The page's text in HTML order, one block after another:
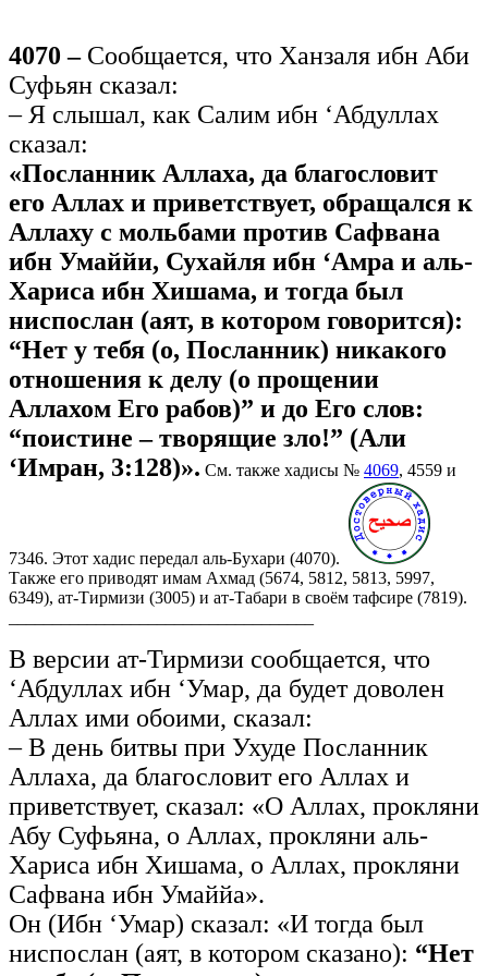
4070 –Сообщается, что Ханзаля ибн Аби
Суфьян сказал:
– Я слышал, как Салим ибн ‘Абдуллах
сказал:
«Посланник Аллаха, да благословит
его Аллах и приветствует, обращался к
Аллаху с мольбами против Сафвана
ибн Умаййи, Сухайля ибн ‘Амра и аль-
Хариса ибн Хишама, и тогда был
ниспослан (аят, в котором говорится):
“Нет у тебя (о, Посланник) никакого
отношения к делу (о прощении
Аллахом Его рабов)” и до Его слов:
“поистине – творящие зло!” (Али
‘Имран, 3:128)». См. также хадисы № 4069, 4559 и
7346. Этот хадис передал аль-Бухари (4070).
Также его приводят имам Ахмад (5674, 5812, 5813, 5997,
6349), ат-Тирмизи (3005) и ат-Табари в своём тафсире (7819).
В версии ат-Тирмизи сообщается, что
‘Абдуллах ибн ‘Умар, да будет доволен
Аллах ими обоими, сказал:
– В день битвы при Ухуде Посланник
Аллаха, да благословит его Аллах и
приветствует, сказал: «О Аллах, прокляни
Абу Суфьяна, о Аллах, прокляни аль-
Хариса ибн Хишама, о Аллах, прокляни
Сафвана ибн Умаййа».
Он (Ибн ‘Умар) сказал: «И тогда был
ниспослан (аят, в котором сказано): “Нет